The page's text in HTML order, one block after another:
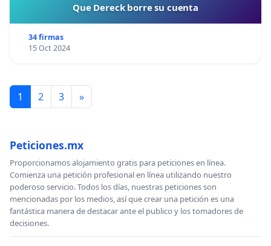
Que Dereck borre su cuenta
34 firmas
15 Oct 2024
1 2 3 »
Peticiones.mx
Proporcionamos alojamiento gratis para peticiones en línea.
Comienza una petición profesional en línea utilizando nuestro
poderoso servicio. Todos los días, nuestras peticiones son
mencionadas por los medios, así que crear una petición es una
fantástica manera de destacar ante el publico y los tomadores de
decisiones.